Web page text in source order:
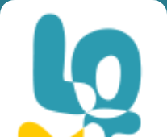
You are here:Home»